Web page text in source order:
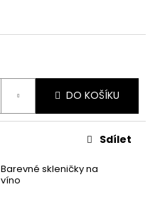
DO KOŠÍKU
Barevné skleničky na
víno
Sdílet